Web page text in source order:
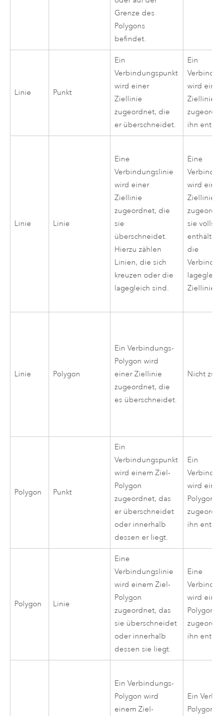
Grenze des
Polygons
befindet.
Linie Punkt
Ein
Verbindungspunkt
wird einer
Ziellinie
zugeordnet, die
er überschneidet.
Ein
wird einer
Ziellinie
ihn
Linie Linie
Eine
Verbindungslinie
wird einer
Ziellinie
zugeordnet, die
sie
überschneidet.
Hierzu zählen
Linien, die sich
kreuzen oder die
lagegleich sind.
Eine
wird einer
Ziellinie
sie
enthält.
die
Ziellinie.
Linie Polygon
Ein Verbindungs-
Polygon wird
einer Ziellinie
zugeordnet, die
es überschneidet.
Nicht
Polygon Punkt
Ein
Verbindungspunkt
wird einem Ziel-
Polygon
zugeordnet, das
er überschneidet
oder innerhalb
dessen er liegt.
Ein
wird
Polygon
ihn
Polygon Linie
Eine
Verbindungslinie
wird einem Ziel-
Polygon
zugeordnet, das
sie überschneidet
oder innerhalb
dessen sie liegt.
Eine
wird
Polygon
ihn
Ein Verbindungs-
Polygon wird
einem Ziel-
Ein
Polygon